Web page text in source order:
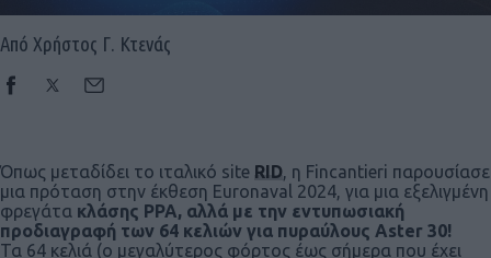
Από Χρήστος Γ. Κτενάς
Όπως μεταδίδει το ιταλικό site RID, η Fincantieri παρουσίασε
μια πρόταση στην έκθεση Euronaval 2024, για μια εξελιγμένη
φρεγάτα κλάσης PPA, αλλά με την εντυπωσιακή
προδιαγραφή των 64 κελιών για πυραύλους Aster 30!
Τα 64 κελιά (ο μεγαλύτερος φόρτος έως σήμερα που έχει